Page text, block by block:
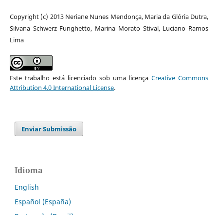
Copyright (c) 2013 Neriane Nunes Mendonça, Maria da Glória Dutra,
Silvana Schwerz Funghetto, Marina Morato Stival, Luciano Ramos
Lima
Este trabalho está licenciado sob uma licençaCreative Commons
Attribution 4.0 International License.
Enviar Submissão
Idioma
English
Español (España)